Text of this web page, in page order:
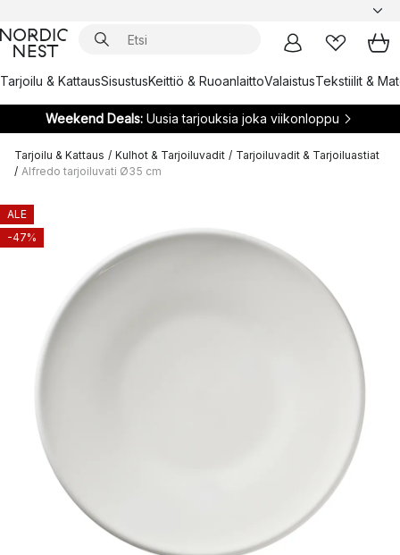
Tarjoilu & KattausSisustusKeittiö & RuoanlaittoValaistusTekstiilit &
Weekend Deals:Uusia tarjouksia joka viikonloppu
Tarjoilu & Kattaus / Kulhot & Tarjoiluvadit / Tarjoiluvadit & Tarjoiluastiat
/ Alfredo tarjoiluvati Ø35 cm
ALE
-47%